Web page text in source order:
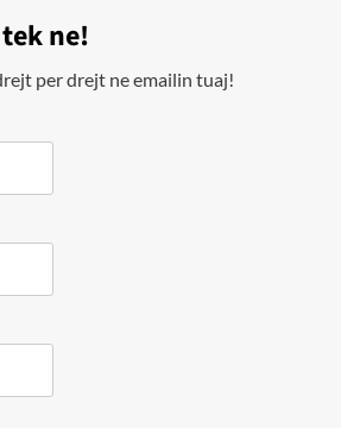
ne!
per drejt ne emailin tuaj!